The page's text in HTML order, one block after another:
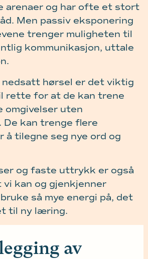
arenaer og har ofte et stort
Men passiv eksponering
trenger muligheten til
kommunikasjon, uttale
nedsatt hørsel er det viktig
rette for at de kan trene
omgivelser uten
De kan trenge flere
å tilegne seg nye ord og
og faste uttrykk er også
kan og gjenkjenner
så mye energi på, det
til ny læring.
av